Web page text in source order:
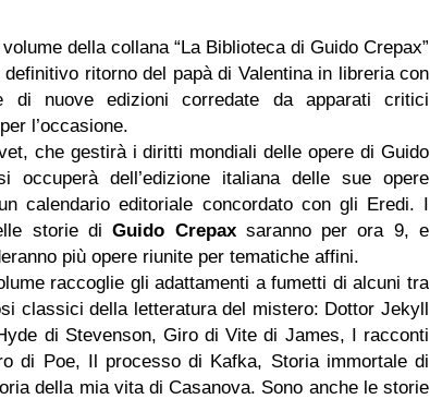
della collana “La Biblioteca di Guido Crepax”
ritorno del papà di Valentina in libreria con
di nuove edizioni corredate da apparati critici
l’occasione.
che gestirà i diritti mondiali delle opere di Guido
occuperà dell’edizione italiana delle sue opere
calendario editoriale concordato con gli Eredi. I
storie diGuido Crepaxsaranno per ora 9, e
più opere riunite per tematiche affini.
raccoglie gli adattamenti a fumetti di alcuni tra
classici della letteratura del mistero: Dottor Jekyll
di Stevenson, Giro di Vite di James, I racconti
di Poe, Il processo di Kafka, Storia immortale di
della mia vita di Casanova. Sono anche le storie